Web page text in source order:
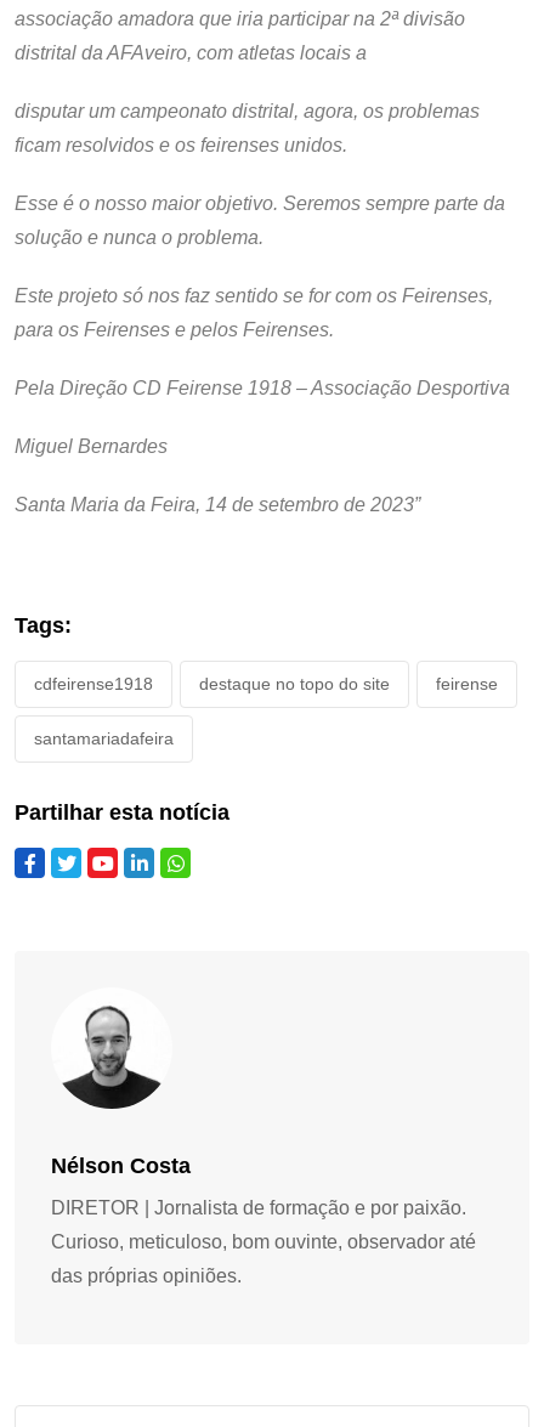
associação amadora que iria participar na 2ª divisão
distrital da AFAveiro, com atletas locais a
disputar um campeonato distrital, agora, os problemas
ficam resolvidos e os feirenses unidos.
Esse é o nosso maior objetivo. Seremos sempre parte da
solução e nunca o problema.
Este projeto só nos faz sentido se for com os Feirenses,
para os Feirenses e pelos Feirenses.
Pela Direção CD Feirense 1918 – Associação Desportiva
Miguel Bernardes
Santa Maria da Feira, 14 de setembro de 2023”
Tags:
cdfeirense1918 destaque no topo do site feirense
santamariadafeira
Partilhar esta notícia
Nélson Costa
DIRETOR | Jornalista de formação e por paixão.
Curioso, meticuloso, bom ouvinte, observador até
das próprias opiniões.